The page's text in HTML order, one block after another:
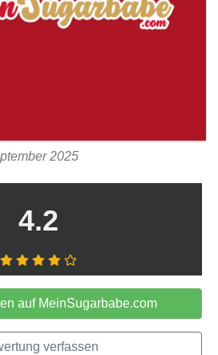
2025
4.2
auf MeinSugarbabe.com
verfassen